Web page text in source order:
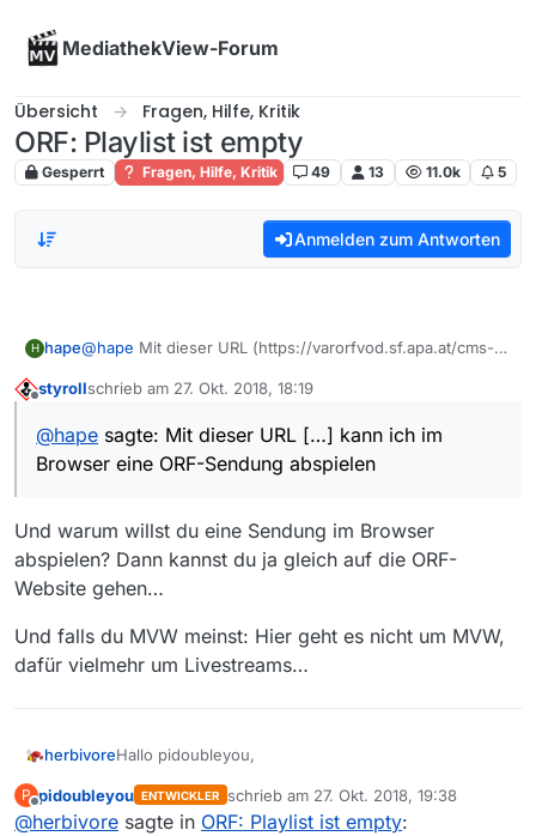
MediathekView-Forum
Übersicht Fragen, Hilfe, Kritik
ORF: Playlist ist empty
Gesperrt Fragen, Hilfe, Kritik 49 13 11.0k 5
Anmelden zum Antworten
H hape@hape Mit dieser URL (https://varorfvod.sf.apa.at/cms-
1540159200/2018-10-21_1408_sd_02_Die-Wiener-
2HD_14084409P_14324318P_Q6A.mp4) kann ich im
Browser eine ORF-Sendung abspielen. Unterschied: statt
styrollschrieb am 27. Okt. 2018, 18:19
zuletzt editiert von
@hape sagte: Mit dieser URL […] kann ich im
Browser eine ORF-Sendung abspielen
Und warum willst du eine Sendung im Browser
abspielen? Dann kannst du ja gleich auf die ORF-
Website gehen…
Und falls du MVW meinst: Hier geht es nicht um MVW,
dafür vielmehr um Livestreams…
herbivoreHallo pidoubleyou,
so wie ich hape verstanden habe, sind die .mp4-
Dateien durchaus vorhanden und man kann deren
P
Offline
pidoubleyou ENTWICKLER schrieb am 27. Okt. 2018, 19:38
zuletzt editiert von
@herbivore sagte in ORF: Playlist ist empty: